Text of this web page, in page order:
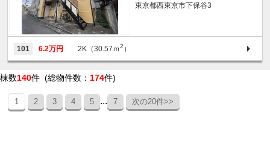
東京都西東京市下保谷3
101 6.2万円 2K（30.57ｍ2 ）
棟数140件 (総物件数： 174件)
1 2 3 4 5 ... 7 次の20件>>